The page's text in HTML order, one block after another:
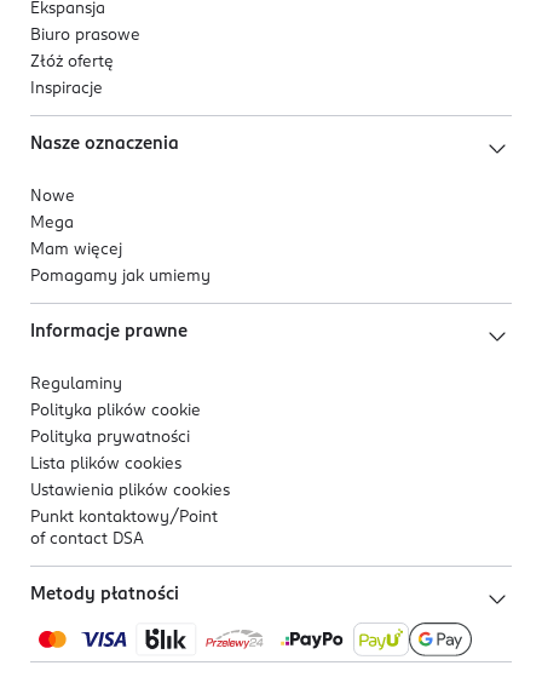
Ekspansja
Biuro prasowe
Złóż ofertę
Inspiracje
Nasze oznaczenia
Nowe
Mega
Mam więcej
Pomagamy jak umiemy
Informacje prawne
Regulaminy
Polityka plików cookie
Polityka prywatności
Lista plików cookies
Ustawienia plików cookies
Punkt kontaktowy/ Point
of contact DSA
Metody płatności